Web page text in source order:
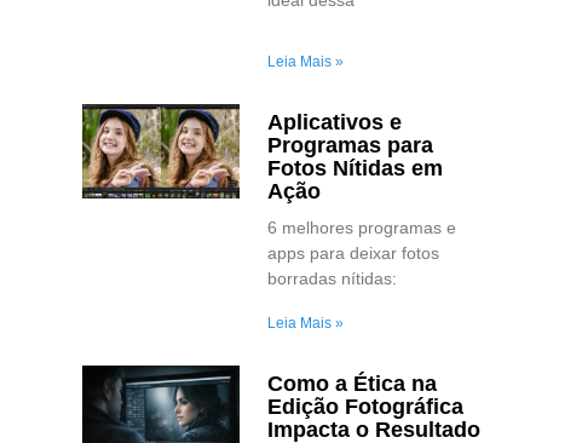
Leia Mais »
Aplicativos e
Programas para
Fotos Nítidas em
Ação
6 melhores programas e
apps para deixar fotos
borradas nítidas:
Leia Mais »
Como a Ética na
Edição Fotográfica
Impacta o Resultado